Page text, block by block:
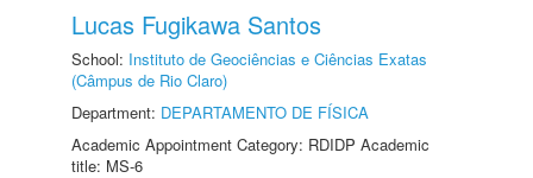
Lucas Fugikawa Santos
School: Instituto de Geociências e Ciências Exatas
(Câmpus de Rio Claro)
Department: DEPARTAMENTO DE FÍSICA
Academic Appointment Category: RDIDP Academic
title: MS-6